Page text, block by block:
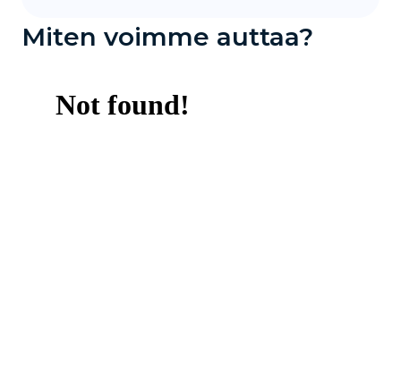
Miten voimme auttaa?